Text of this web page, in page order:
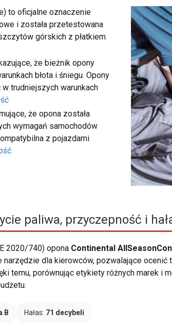
to oficjalne oznaczenie
i została przetestowana
górskich z płatkiem
że bieżnik opony
błota i śniegu. Opony
trudniejszych warunkach
że opona została
wymagań samochodów
z pojazdami
paliwa, przyczepność i
2020/740) opona Continental
dla kierowców, pozwalające
temu, porównując etykiety różnych marek i
B Hałas: 71 decybeli